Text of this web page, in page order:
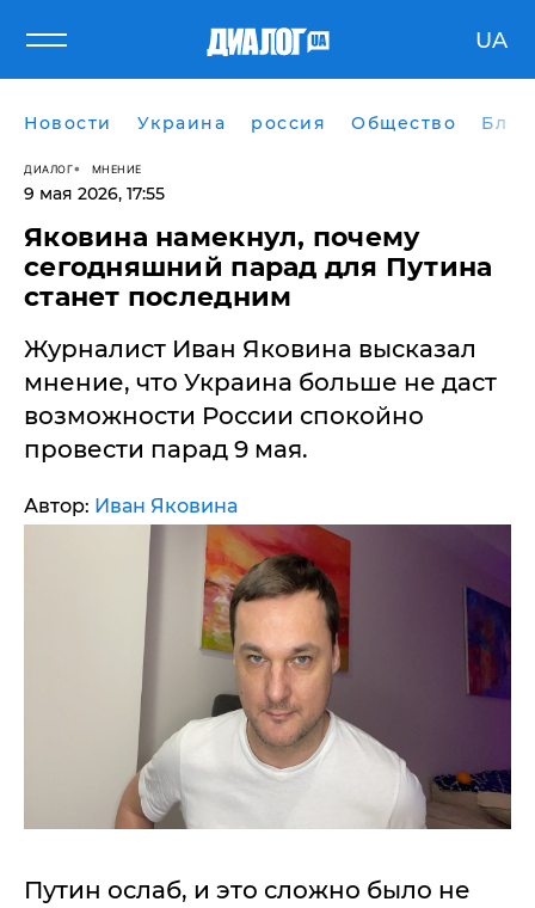
UA
Новости Украина россия Общество
ДИАЛОГ МНЕНИЕ
9 мая 2026, 17:55
Яковина намекнул, почему
сегодняшний парад для Путина
станет последним
Журналист Иван Яковина высказал
мнение, что Украина больше не даст
возможности России спокойно
провести парад 9 мая.
Автор: Иван Яковина
Путин ослаб, и это сложно было не